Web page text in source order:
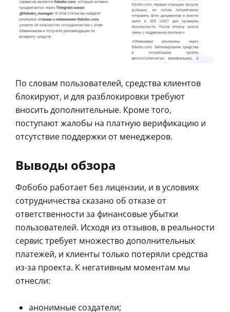
По словам пользователей, средства клиентов
блокируют, и для разблокировки требуют
вносить дополнительные. Кроме того,
поступают жалобы на платную верификацию и
отсутствие поддержки от менеджеров.
Выводы обзора
Фобобо работает без лицензии, и в условиях
сотрудничества сказано об отказе от
ответственности за финансовые убытки
пользователей. Исходя из отзывов, в реальности
сервис требует множество дополнительных
платежей, и клиенты только потеряли средства
из-за проекта. К негативным моментам мы
отнесли:
анонимные создатели;